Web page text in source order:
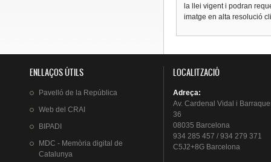
la llei vigent i podran
imatge en alta resolució
ENLLAÇOS ÚTILS
Pavelló de la República
Web del CRAI
BIPADI
MDC - Memòria digital de
Catalunya
LOCALITZACIÓ
Adreça:
Av. Cardenal Vidal i
36
08035 Barcelona
934 285 457 / 934 279 371
C5J2+8G Barcelona